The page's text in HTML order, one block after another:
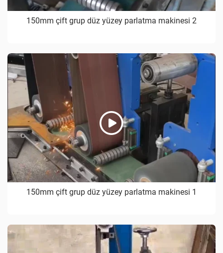
150mm çift grup düz yüzey parlatma makinesi 2
150mm çift grup düz yüzey parlatma makinesi 1